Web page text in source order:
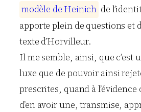
modèle de Heinich de
apporte plein de questions et
texte d’Horvilleur.
Il me semble, ainsi, que c’est
luxe que de pouvoir ainsi
prescrites, quand à l’évidence
d’en avoir une, transmise,